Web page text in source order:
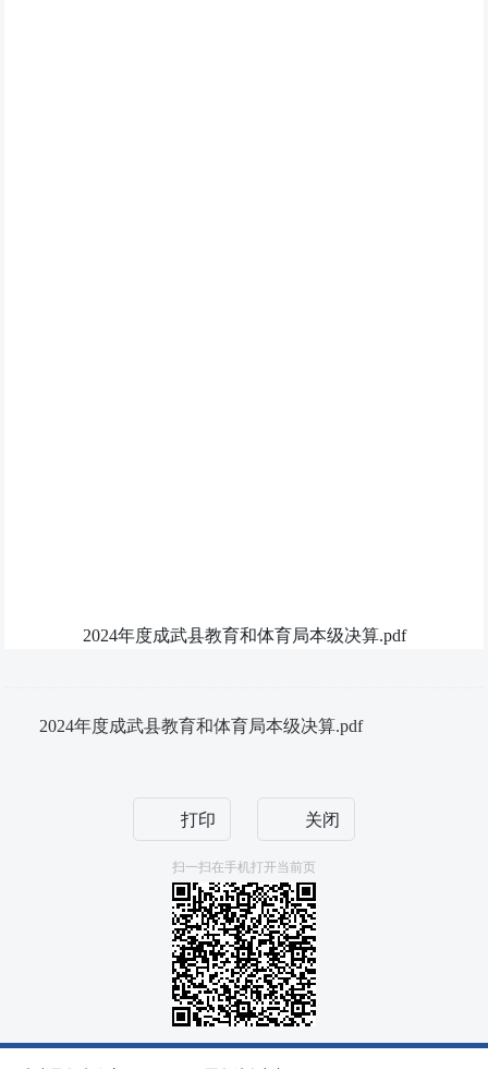
2024年度成武县教育和体育局本级决算.pdf
2024年度成武县教育和体育局本级决算.pdf
打印 关闭
扫一扫在手机打开当前页